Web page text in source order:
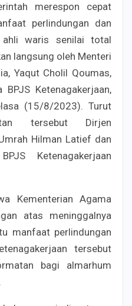
merespon cepat
perlindungan dan
ahli waris senilai total
langsung oleh Menteri
Yaqut Cholil Qoumas,
Ketenagakerjaan,
(15/8/2023). Turut
tersebut Dirjen
Hilman Latief dan
Ketenagakerjaan
Kementerian Agama
atas meninggalnya
manfaat perlindungan
tersebut
bagi almarhum